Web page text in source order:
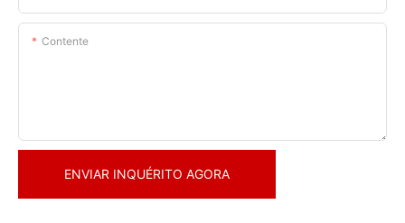
Contente
ENVIAR INQUÉRITO AGORA